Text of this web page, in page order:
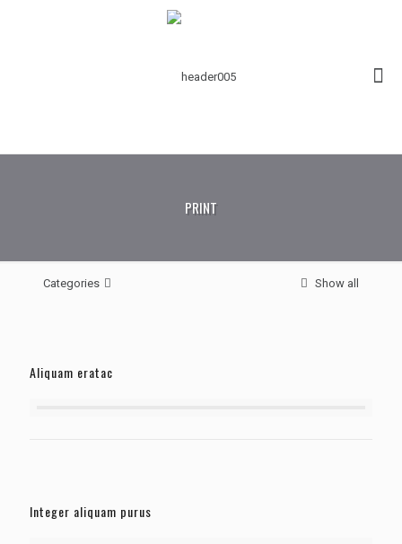
PRINT
Categories Show all
Aliquam eratac
Integer aliquam purus